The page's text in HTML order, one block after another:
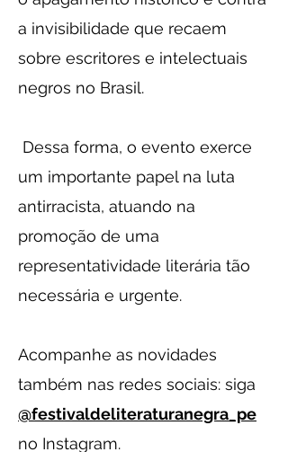
a invisibilidade que recaem
sobre escritores e intelectuais
negros no Brasil.
Dessa forma, o evento exerce
um importante papel na luta
antirracista, atuando na
promoção de uma
representatividade literária tão
necessária e urgente.​
Acompanhe as novidades
também nas redes sociais: siga
@festivaldeliteraturanegra_pe
no Instagram.​